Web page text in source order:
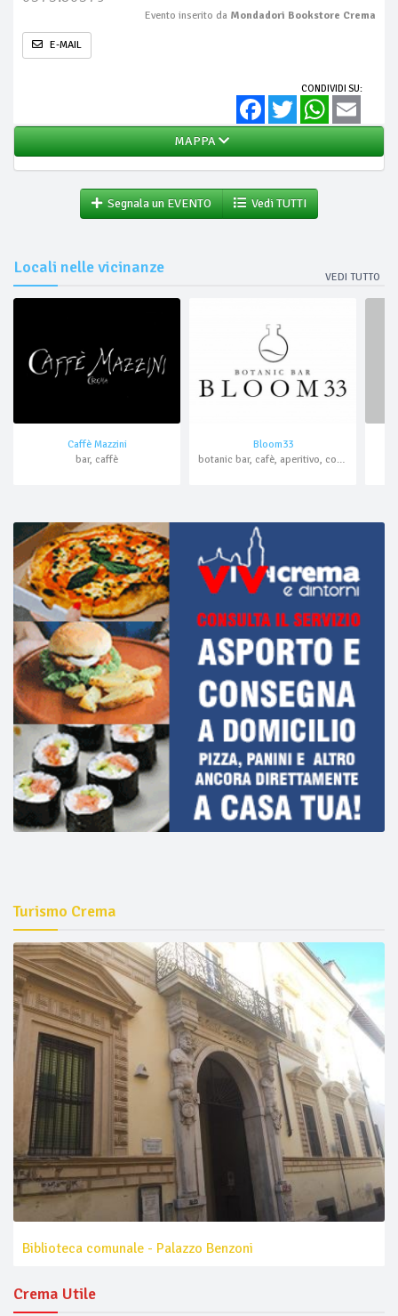
Evento inserito da Mondadori Bookstore Crema
E-MAIL
CONDIVIDI SU:
FacebookTwitter WhatsApp
MAPPA
Segnala un EVENTO Vedi TUTTI
Locali nelle vicinanze
VEDI TUTTO
Caffè Mazzini
bar, caffè
Bloom33
botanic bar, cafè, aperitivo, cocktail bar, asporto, domicilio
Turismo Crema
Biblioteca comunale - Palazzo Benzoni
Crema Utile